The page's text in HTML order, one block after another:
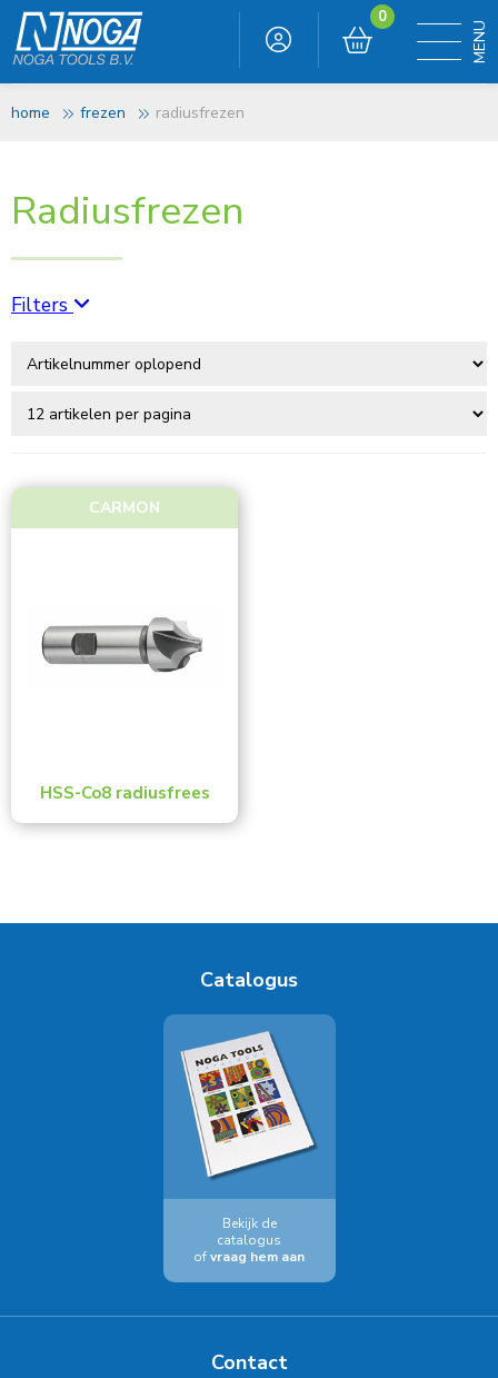
0
home frezen radiusfrezen
Radiusfrezen
Filters
Te bewerken materiaal
Alu zacht (langspanig)
Koper(29)
Toon meerCARMON
HSS-Co8 radiusfrees
Catalogus
Bekijk de
catalogus
ofvraag hem aan
Contact